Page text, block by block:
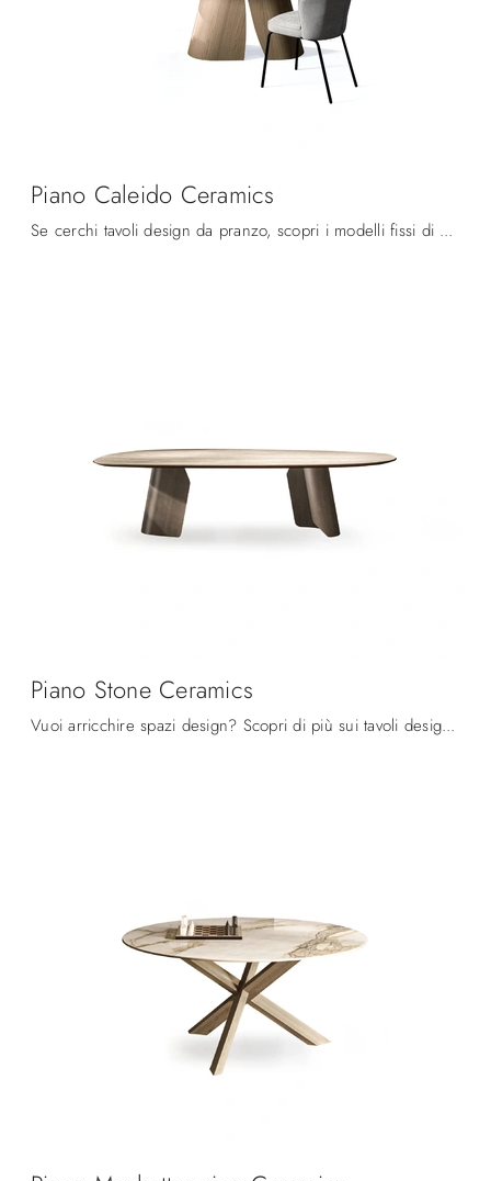
Piano Caleido Ceramics
Se cerchi tavoli design da pranzo, scopri i modelli fissi di Devina Nais: clicca e scopri il modello Piano Caleido Ceramics in ceramica.
Piano Stone Ceramics
Vuoi arricchire spazi design? Scopri di più sui tavoli design fissi: il modello da pranzo Piano Stone Ceramics ti aspetta.